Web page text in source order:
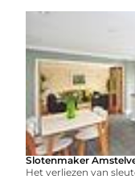
Slotenmaker
Het verliezen van